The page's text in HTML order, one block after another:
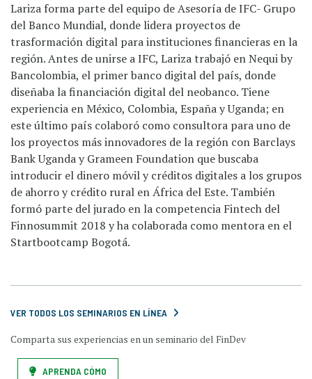
Lariza forma parte del equipo de Asesoría de IFC- Grupo
del Banco Mundial, donde lidera proyectos de
trasformación digital para instituciones financieras en la
región. Antes de unirse a IFC, Lariza trabajó en Nequi by
Bancolombia, el primer banco digital del país, donde
diseñaba la financiación digital del neobanco. Tiene
experiencia en México, Colombia, España y Uganda; en
este último país colaboró como consultora para uno de
los proyectos más innovadores de la región con Barclays
Bank Uganda y Grameen Foundation que buscaba
introducir el dinero móvil y créditos digitales a los grupos
de ahorro y crédito rural en África del Este. También
formó parte del jurado en la competencia Fintech del
Finnosummit 2018 y ha colaborada como mentora en el
Startbootcamp Bogotá.
VER TODOS LOS SEMINARIOS EN LÍNEA
Comparta sus experiencias en un seminario del FinDev
APRENDA CÓMO